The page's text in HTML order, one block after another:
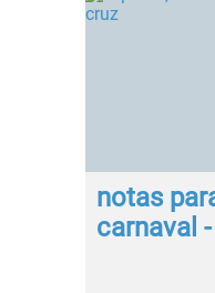
notas
carnaval